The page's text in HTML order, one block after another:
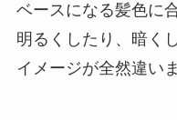
ベースになる髪色に
明るくしたり、暗く
イメージが全然違い